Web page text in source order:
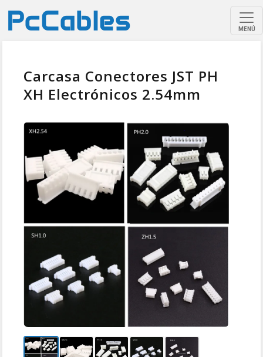
MENÚ
Carcasa Conectores JST PH
XH Electrónicos 2.54mm